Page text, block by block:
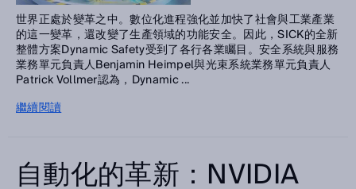
世界正處於變革之中。數位化進程強化並加快了社會與工業產業
的這一變革，還改變了生產領域的功能安全。因此，SICK的全新
整體方案Dynamic Safety受到了各行各業矚目。安全系統與服務
業務單元負責人Benjamin Heimpel與光束系統業務單元負責人
Patrick Vollmer認為，Dynamic ...
繼續閱讀
自動化的革新：NVIDIA